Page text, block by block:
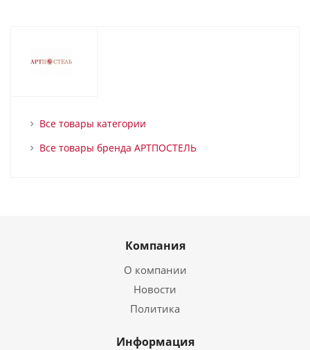
Все товары категории
Все товары бренда АРТПОСТЕЛЬ
Компания
О компании
Новости
Политика
Информация